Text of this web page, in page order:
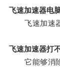
飞速加速器电
飞速加速器
飞速加速器打
它能够消除